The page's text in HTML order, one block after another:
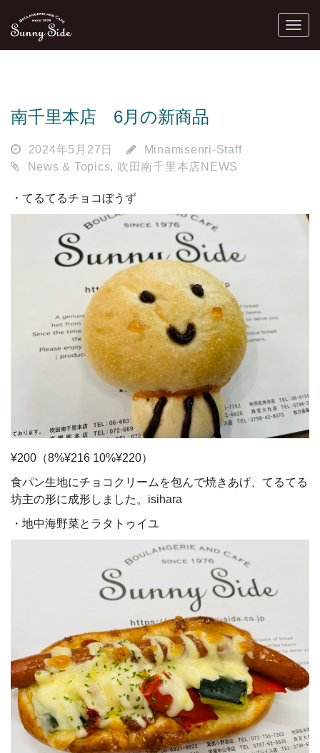
南千里本店 6月の新商品
2024年5月27日
Minamisenri-Staff
News & Topics, 吹田南千里本店NEWS
・てるてるチョコぼうず
¥200（8%¥216 10%¥220）
食パン生地にチョコクリームを包んで焼きあげ、てるてる
坊主の形に成形しました。isihara
・地中海野菜とラタトゥイユ